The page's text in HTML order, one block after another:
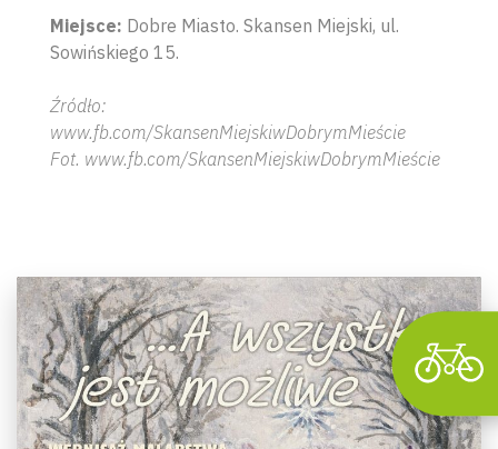
Miejsce: Dobre Miasto. Skansen Miejski, ul.
Sowińskiego 15.
Źródło:
www.fb.com/SkansenMiejskiwDobrymMieście
Fot. www.fb.com/SkansenMiejskiwDobrymMieście